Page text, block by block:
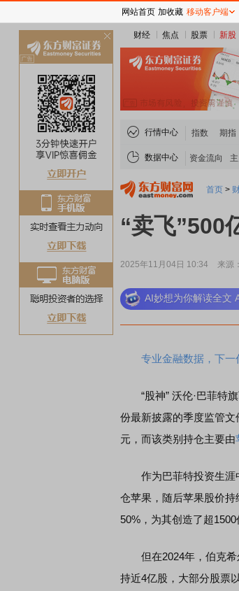
财经 焦点 股票 新股
行情中心 指数 期指
数据中心 资金流向
首页 >
“卖飞”500
2025年11月04日 10:34 来源
AI妙想为你解读全文
专业金融数据，下一
“股神” 沃伦·巴菲特旗
份最新披露的季度监管
元，而该类别持仓主要由
作为巴菲特投资生涯中
仓苹果，随后苹果股价持
50%，为其创造了超1500
但在2024年，伯克希
持近4亿股，大部分股票
网站首页 加收藏 移动客户端
关